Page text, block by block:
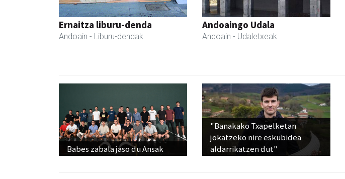
Ernaitza liburu-denda
Andoain - Liburu-dendak
Andoaingo Udala
Andoain - Udaletxeak
Babes zabala jaso du Ansak
"Banakako Txapelketan
jokatzeko nire eskubidea
aldarrikatzen dut"